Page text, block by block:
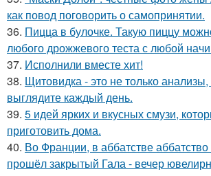
как повод поговорить о самопринятии.
36. Пицца в булочке. Такую пиццу
любого дрожжевого теста с любой
37. Исполнили вместе хит!
38. Щитовидка - это не только
выглядите каждый день.
39. 5 идей ярких и вкусных смузи,
приготовить дома.
40. Во Франции, в аббатстве
прошёл закрытый Гала - вечер